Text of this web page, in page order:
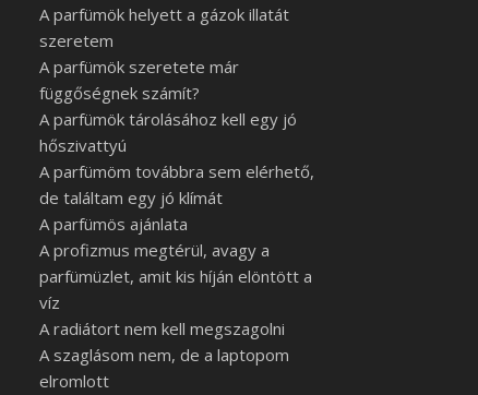
A parfümök helyett a gázok illatát
szeretem
A parfümök szeretete már
függőségnek számít?
A parfümök tárolásához kell egy jó
hőszivattyú
A parfümöm továbbra sem elérhető,
de találtam egy jó klímát
A parfümös ajánlata
A profizmus megtérül, avagy a
parfümüzlet, amit kis híján elöntött a
víz
A radiátort nem kell megszagolni
A szaglásom nem, de a laptopom
elromlott